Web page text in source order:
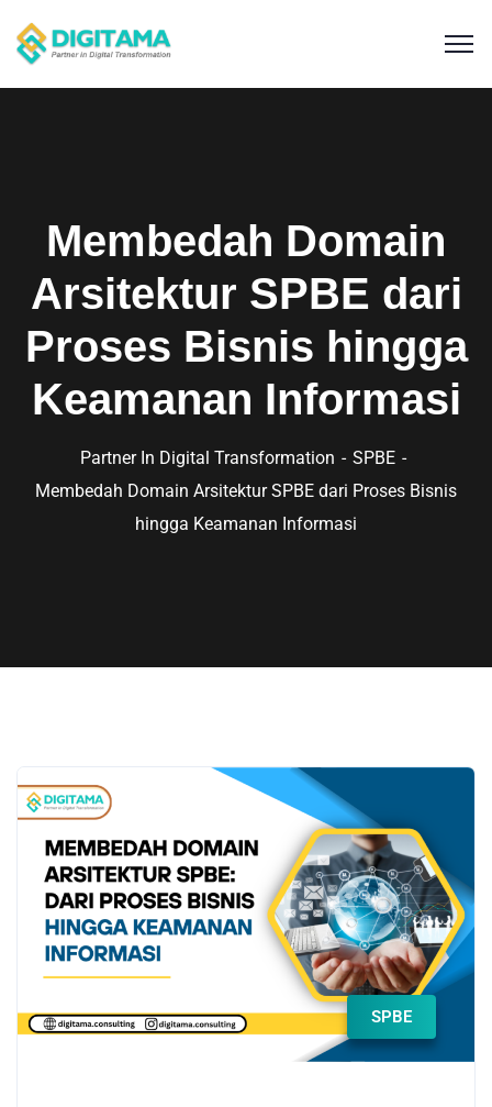
Membedah Domain
Arsitektur SPBE dari
Proses Bisnis hingga
Keamanan Informasi
Partner In Digital Transformation
SPBE
Membedah Domain Arsitektur SPBE dari Proses Bisnis
hingga Keamanan Informasi
SPBE